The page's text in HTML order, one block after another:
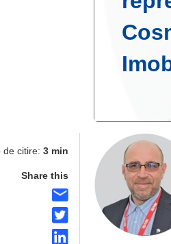
de citire: 3 min
Share this